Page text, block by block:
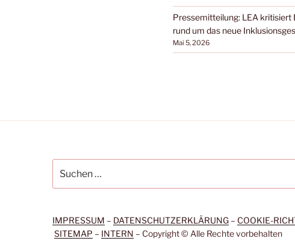
Pressemitteilung: LEA kritisiert
rund um das neue
Mai 5, 2026
nach:
IMPRESSUM – DATENSCHUTZERKLÄRUNG– COOKIE-
SITEMAP – INTERN – Copyright © Alle Rechte vorbehalten